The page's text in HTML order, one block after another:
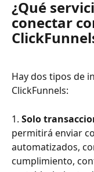
¿Qué
conectar
Hay dos tipos de
ClickFunnels:
1. Solo
permitirá enviar
automatizados,
cumplimiento,